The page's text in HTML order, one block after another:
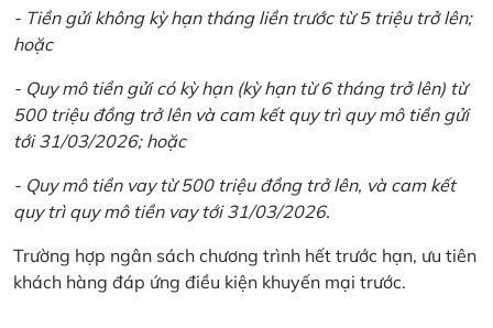
- Tiền gửi không kỳ hạn tháng liền trước từ 5 triệu trở lên;
hoặc
- Quy mô tiền gửi có kỳ hạn (kỳ hạn từ 6 tháng trở lên) từ
500 triệu đồng trở lên và cam kết quy trì quy mô tiền gửi
tới 31/03/2026; hoặc
- Quy mô tiền vay từ 500 triệu đồng trở lên, và cam kết
quy trì quy mô tiền vay tới 31/03/2026.
Trường hợp ngân sách chương trình hết trước hạn, ưu tiên
khách hàng đáp ứng điều kiện khuyến mại trước.